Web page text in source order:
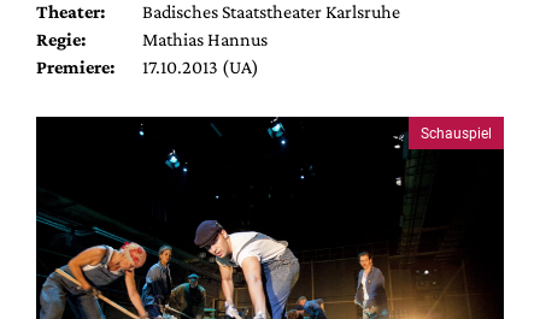
Theater:
Badisches Staatstheater Karlsruhe
Regie:
Mathias Hannus
Premiere:
17.10.2013 (UA)
Schauspiel